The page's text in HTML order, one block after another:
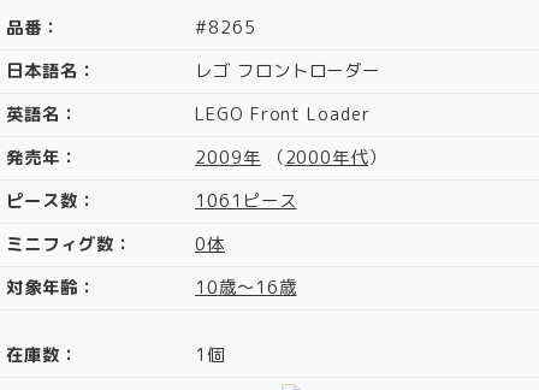
品番：
#8265
日本語名：
レゴ フロントローダー
英語名：
LEGO Front Loader
発売年：
2009年 （2000年代）
ピース数：
1061ピース
ミニフィグ数：
0体
対象年齢：
10歳～16歳
在庫数： 1個